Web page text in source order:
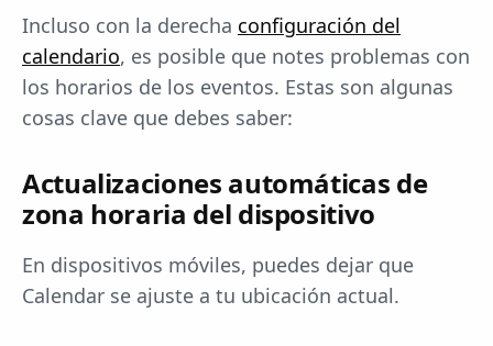
Incluso con la derecha configuración del
calendario, es posible que notes problemas con
los horarios de los eventos. Estas son algunas
cosas clave que debes saber:
Actualizaciones automáticas de
zona horaria del dispositivo
En dispositivos móviles, puedes dejar que
Calendar se ajuste a tu ubicación actual.